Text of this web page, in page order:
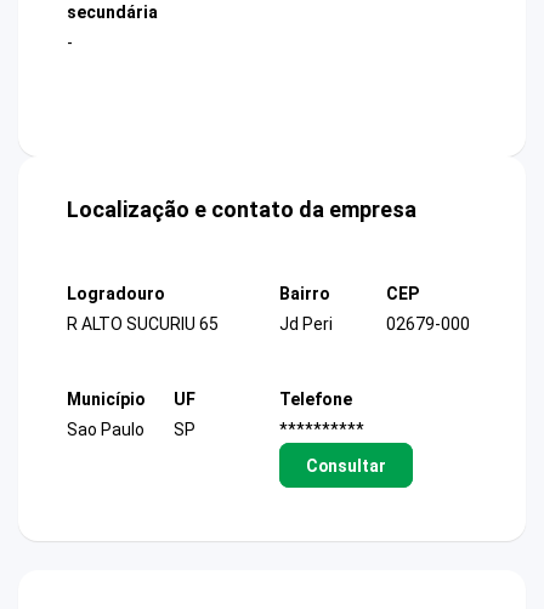
secundária
-
Localização e contato da empresa
Logradouro
R ALTO SUCURIU 65
Bairro
Jd Peri
CEP
02679-000
Município
Sao Paulo
UF
SP
Telefone
**********
Consultar